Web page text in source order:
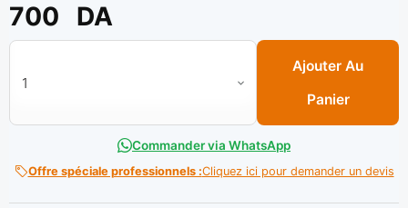
700 DA
quantité de Teflon liquide Rouge (-50° - 200° ) 50 ML Réf:
Ajouter Au
Panier
Commander via WhatsApp
Offre spéciale professionnels :Cliquez ici pour demander un devis